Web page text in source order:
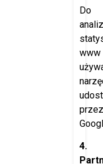
Do
www
przez
4.